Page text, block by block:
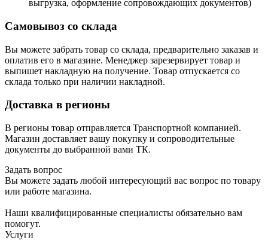
выгрузка, оформление сопровождающих документов)
Самовывоз со склада
Вы можете забрать товар со склада, предварительно заказав и
оплатив его в магазине. Менеджер зарезервирует товар и
выпишет накладную на получение. Товар отпускается со
склада только при наличии накладной.
Доставка в регионы
В регионы товар отправляется Транспортной компанией.
Магазин доставляет вашу покупку и сопроводительные
документы до выбранной вами ТК.
Задать вопрос
Вы можете задать любой интересующий вас вопрос по товару
или работе магазина.
Наши квалифицированные специалисты обязательно вам
помогут.
Услуги